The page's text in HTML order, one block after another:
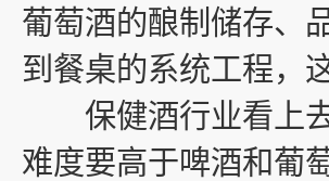
葡萄酒的酿制储存、
到餐桌的系统工程，
保健酒行业看上去
难度要高于啤酒和葡